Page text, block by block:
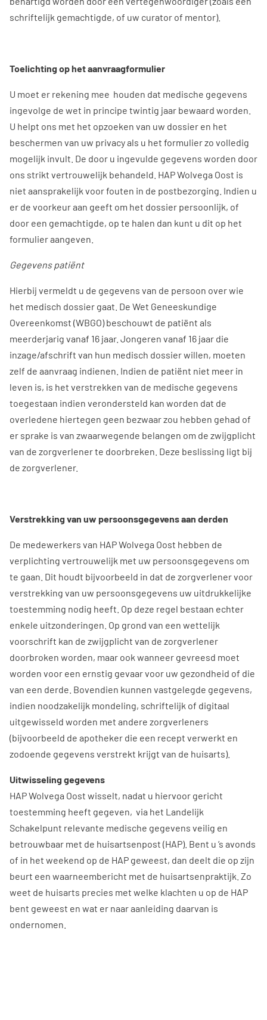
schriftelijk gemachtigde, of uw curator of mentor).
Toelichting op het aanvraagformulier
U moet er rekening mee houden dat medische gegevens
ingevolge de wet in principe twintig jaar bewaard worden.
U helpt ons met het opzoeken van uw dossier en het
beschermen van uw privacy als u het formulier zo volledig
mogelijk invult. De door u ingevulde gegevens worden door
ons strikt vertrouwelijk behandeld. HAP Wolvega Oost is
niet aansprakelijk voor fouten in de postbezorging. Indien u
er de voorkeur aan geeft om het dossier persoonlijk, of
door een gemachtigde, op te halen dan kunt u dit op het
formulier aangeven.
Gegevens patiënt
Hierbij vermeldt u de gegevens van de persoon over wie
het medisch dossier gaat. De Wet Geneeskundige
Overeenkomst (WBGO) beschouwt de patiënt als
meerderjarig vanaf 16 jaar. Jongeren vanaf 16 jaar die
inzage/afschrift van hun medisch dossier willen, moeten
zelf de aanvraag indienen. Indien de patiënt niet meer in
leven is, is het verstrekken van de medische gegevens
toegestaan indien verondersteld kan worden dat de
overledene hiertegen geen bezwaar zou hebben gehad of
er sprake is van zwaarwegende belangen om de zwijgplicht
van de zorgverlener te doorbreken. Deze beslissing ligt bij
de zorgverlener.
Verstrekking van uw persoonsgegevens aan derden
De medewerkers van HAP Wolvega Oost hebben de
verplichting vertrouwelijk met uw persoonsgegevens om
te gaan. Dit houdt bijvoorbeeld in dat de zorgverlener voor
verstrekking van uw persoonsgegevens uw uitdrukkelijke
toestemming nodig heeft. Op deze regel bestaan echter
enkele uitzonderingen. Op grond van een wettelijk
voorschrift kan de zwijgplicht van de zorgverlener
doorbroken worden, maar ook wanneer gevreesd moet
worden voor een ernstig gevaar voor uw gezondheid of die
van een derde. Bovendien kunnen vastgelegde gegevens,
indien noodzakelijk mondeling, schriftelijk of digitaal
uitgewisseld worden met andere zorgverleners
(bijvoorbeeld de apotheker die een recept verwerkt en
zodoende gegevens verstrekt krijgt van de huisarts).
Uitwisseling gegevens
HAP Wolvega Oost wisselt, nadat u hiervoor gericht
toestemming heeft gegeven, via het Landelijk
Schakelpunt relevante medische gegevens veilig en
betrouwbaar met de huisartsenpost (HAP). Bent u ’s avonds
of in het weekend op de HAP geweest, dan deelt die op zijn
beurt een waarneembericht met de huisartsenpraktijk. Zo
weet de huisarts precies met welke klachten u op de HAP
bent geweest en wat er naar aanleiding daarvan is
ondernomen.